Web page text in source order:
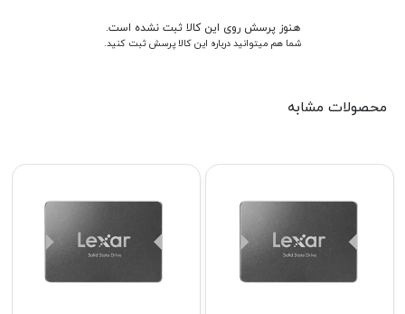
هنوز پرسش روی این کالا ثبت نشده است.
شما هم میتوانید درباره این کالا پرسش ثبت کنید.
محصولات مشابه